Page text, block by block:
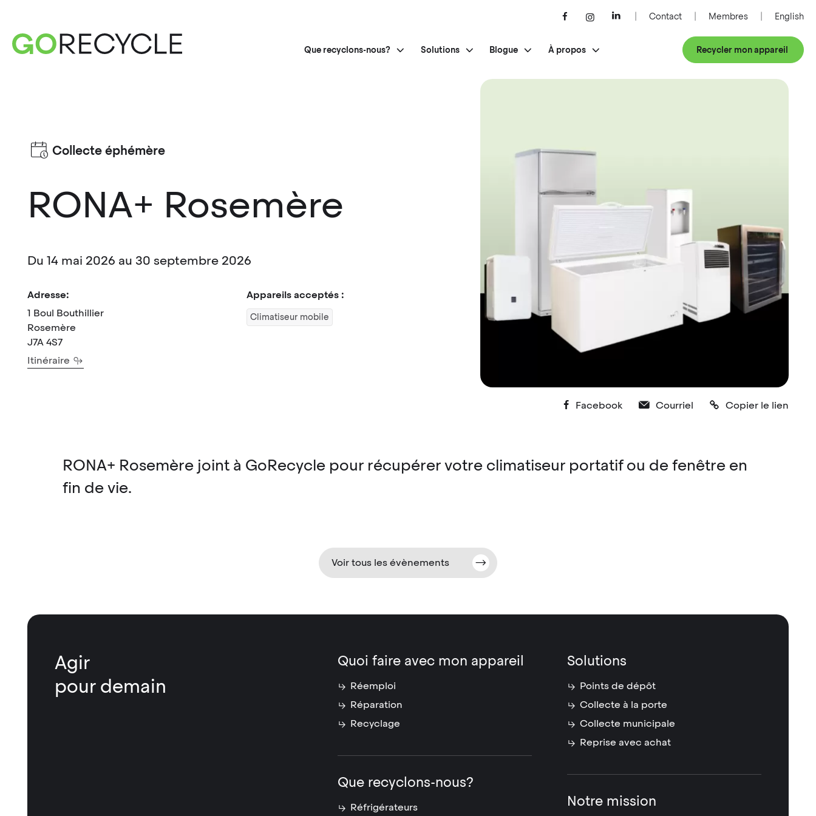
Que recyclons-nous? Solutions Blogue À propos Recycler mon appareil
Contact Membres English
Collecte éphémère
RONA+ Rosemère
Du 14 mai 2026 au 30 septembre 2026
Adresse:
1 Boul Bouthillier
Rosemère
J7A 4S7
Itinéraire
Appareils acceptés :
Climatiseur mobile
Facebook Courriel Copier le lien
RONA+ Rosemère joint à GoRecycle pour récupérer votre climatiseur portatif ou de fenêtre en
fin de vie.
Voir tous les évènements
Agir
pour demain
Quoi faire avec mon appareil
Réemploi
Réparation
Recyclage
Que recyclons-nous?
Réfrigérateurs
Solutions
Points de dépôt
Collecte à la porte
Collecte municipale
Reprise avec achat
Notre mission